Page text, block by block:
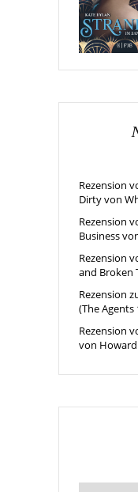
Rezension
Dirty von
Rezension
Business
Rezension
and Broken
Rezension
(The Agents
Rezension
von